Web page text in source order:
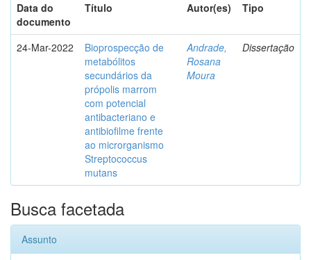
Data do
documento
Título Autor(es) Tipo
24-Mar-2022
Bioprospecção de
metabólitos
secundários da
própolis marrom
com potencial
antibacteriano e
antibiofilme frente
ao microrganismo
Streptococcus
mutans
Andrade,
Rosana
Moura
Dissertação
Busca facetada
Assunto